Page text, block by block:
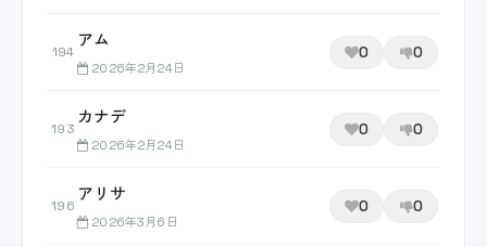
194
アム
2026年2月24日
0 0
193
カナデ
2026年2月24日
0 0
196
アリサ
2026年3月6日
0 0